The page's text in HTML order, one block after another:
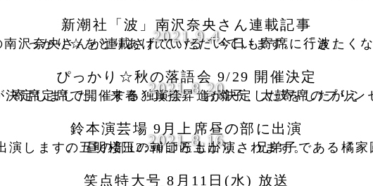
新潮社「波」南沢奈央さん連載記事
新潮社の読書情報誌「波」に、女優の南沢奈央さんが連載されている「今日も寄席に行きたくなって」。 第20回、第21回で春風亭ぴっかり☆をとりあげていただいています。 「波」
2021.9.4
ぴっかり☆秋の落語会 9/29 開催決定
春風亭ぴっかり☆秋の落語会の開催が決定しました。 来春、真打昇進が決定した寄席のプリンセス・ぴっかり☆が、都内では初めて寄席定席で開催する独演会。 お囃子、太鼓をしたがえ
2021.8.20
鈴本演芸場 9月上席昼の部に出演
鈴本演芸場 9月上席（9/1～9/10）に出演します。 昼の部12:30ごろ上がり。 兄弟子である橘家圓太郎師匠の主任公演。同じく兄弟子の五明楼玉の輔師匠も出演されます。
2021.8.16
笑点特大号 8月11日(水) 放送